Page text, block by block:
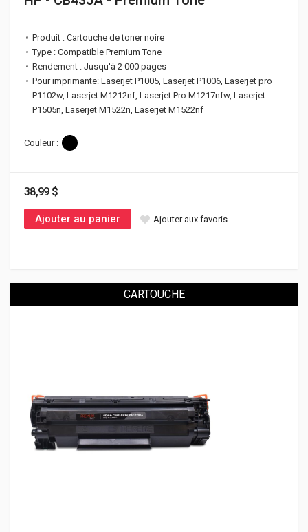
Produit : Cartouche de toner noire
Type : Compatible Premium Tone
Rendement : Jusqu'à 2 000 pages
Pour imprimante: Laserjet P1005, Laserjet P1006, Laserjet pro
P1102w, Laserjet M1212nf, Laserjet Pro M1217nfw, Laserjet
P1505n, Laserjet M1522n, Laserjet M1522nf
Couleur :
38,99 $
Ajouter au panier Ajouter aux favoris
CARTOUCHE